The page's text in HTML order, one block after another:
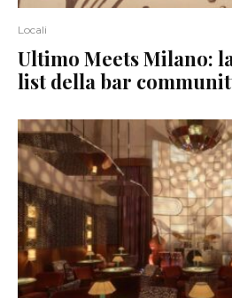
Locali
Ultimo Meets Milano:
list della bar